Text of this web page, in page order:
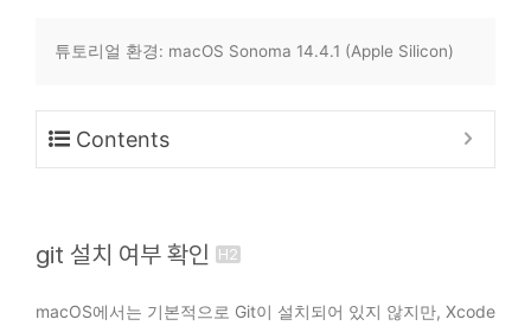
튜토리얼 환경: macOS Sonoma 14.4.1 (Apple Silicon)
Contents
git 설치 여부 확인
macOS에서는 기본적으로 Git이 설치되어 있지 않지만, Xcode